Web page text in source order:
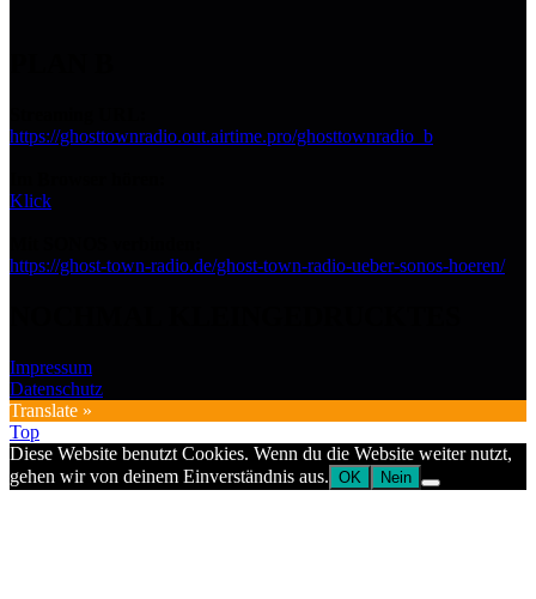
https://ghosttownradio.out.airtime.pro/ghosttownradio_b
Klick
https://ghost-town-radio.de/ghost-town-radio-ueber-sonos-hoeren/
Impressum
Datenschutz
Translate »
Top
Diese Website benutzt Cookies. Wenn du die Website weiter nutzt,
gehen wir von deinem Einverständnis aus. OK Nein